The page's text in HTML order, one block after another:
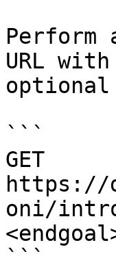
Perform
URL
```
GET
https://
oni/
```